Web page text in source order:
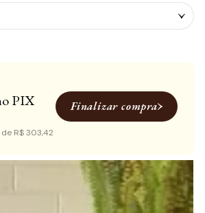
de R$ 303,42
Finalizar compra